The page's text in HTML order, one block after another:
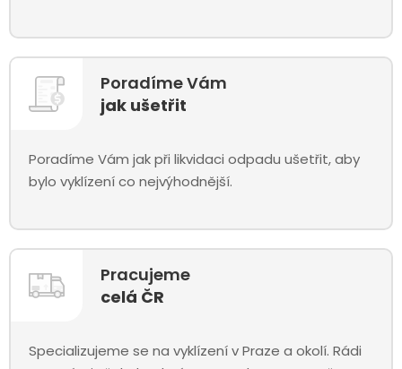
Poradíme Vám
jak ušetřit
Poradíme Vám jak při likvidaci odpadu ušetřit, aby
bylo vyklízení co nejvýhodnější.
Pracujeme
celá ČR
Specializujeme se na vyklízení v Praze a okolí. Rádi